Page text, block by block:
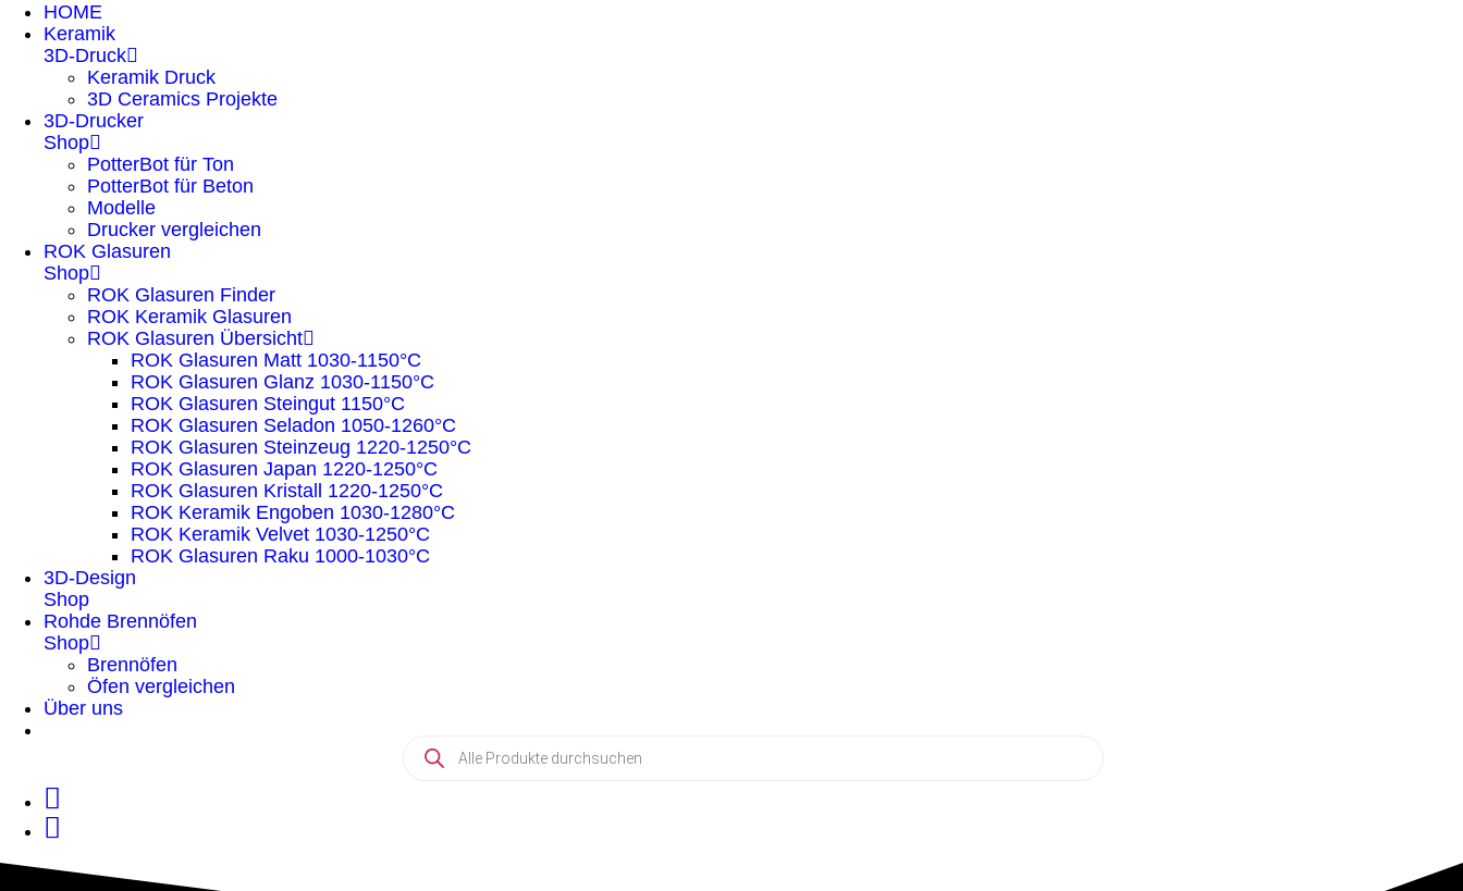
HOME
Keramik
3D-Druck
Keramik Druck
3D Ceramics Projekte
3D-Drucker
Shop
PotterBot für Ton
PotterBot für Beton
Modelle
Drucker vergleichen
ROK Glasuren
Shop
ROK Glasuren Finder
ROK Keramik Glasuren
ROK Glasuren Übersicht
ROK Glasuren Matt 1030-1150°C
ROK Glasuren Glanz 1030-1150°C
ROK Glasuren Steingut 1150°C
ROK Glasuren Seladon 1050-1260°C
ROK Glasuren Steinzeug 1220-1250°C
ROK Glasuren Japan 1220-1250°C
ROK Glasuren Kristall 1220-1250°C
ROK Keramik Engoben 1030-1280°C
ROK Keramik Velvet 1030-1250°C
ROK Glasuren Raku 1000-1030°C
3D-Design
Shop
Rohde Brennöfen
Shop
Brennöfen
Öfen vergleichen
Über uns